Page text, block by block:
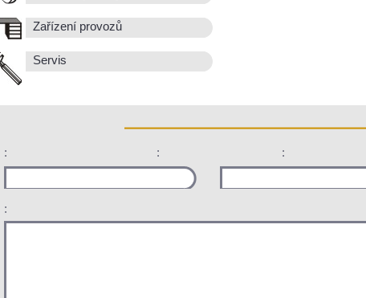
Zařízení provozů
Servis
: : :
: